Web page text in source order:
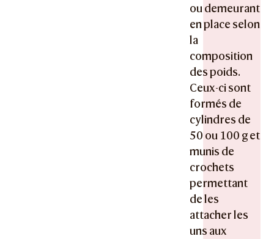
ou demeurant
en place selon
la
composition
des poids.
Ceux-ci sont
formés de
cylindres de
50 ou 100 g et
munis de
crochets
permettant
de les
attacher les
uns aux